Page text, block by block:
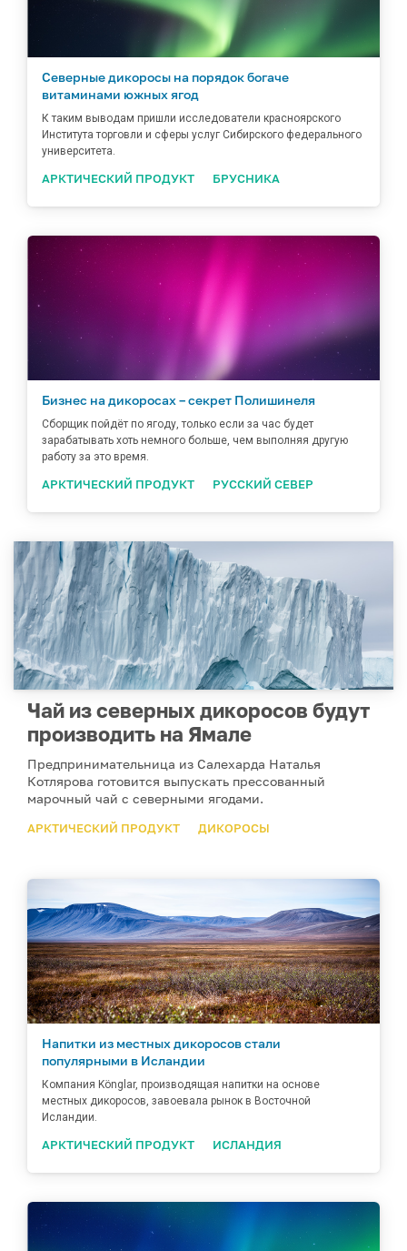
Северные дикоросы на порядок богаче
витаминами южных ягод
К таким выводам пришли исследователи красноярского
Института торговли и сферы услуг Сибирского федерального
университета.
АРКТИЧЕСКИЙ ПРОДУКТ БРУСНИКА
Бизнес на дикоросах – секрет Полишинеля
Сборщик пойдёт по ягоду, только если за час будет
зарабатывать хоть немного больше, чем выполняя другую
работу за это время.
АРКТИЧЕСКИЙ ПРОДУКТ РУССКИЙ СЕВЕР
Чай из северных дикоросов будут
производить на Ямале
Предпринимательница из Салехарда Наталья
Котлярова готовится выпускать прессованный
марочный чай с северными ягодами.
АРКТИЧЕСКИЙ ПРОДУКТ ДИКОРОСЫ
Напитки из местных дикоросов стали
популярными в Исландии
Компания Könglar, производящая напитки на основе
местных дикоросов, завоевала рынок в Восточной
Исландии.
АРКТИЧЕСКИЙ ПРОДУКТ ИСЛАНДИЯ